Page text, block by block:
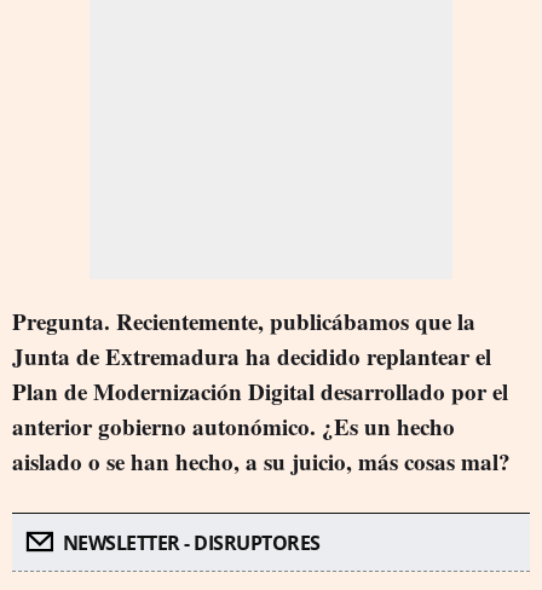
Pregunta. Recientemente, publicábamos que la
Junta de Extremadura ha decidido replantear el
Plan de Modernización Digital desarrollado por el
anterior gobierno autonómico. ¿Es un hecho
aislado o se han hecho, a su juicio, más cosas mal?
NEWSLETTER - DISRUPTORES